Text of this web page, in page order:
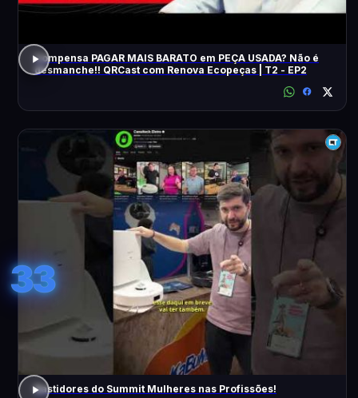
Compensa PAGAR MAIS BARATO em PEÇA USADA? Não é
desmanche!! QRCast com Renova Ecopeças | T2 - EP2
33
Bastidores do Summit Mulheres nas Profissões!